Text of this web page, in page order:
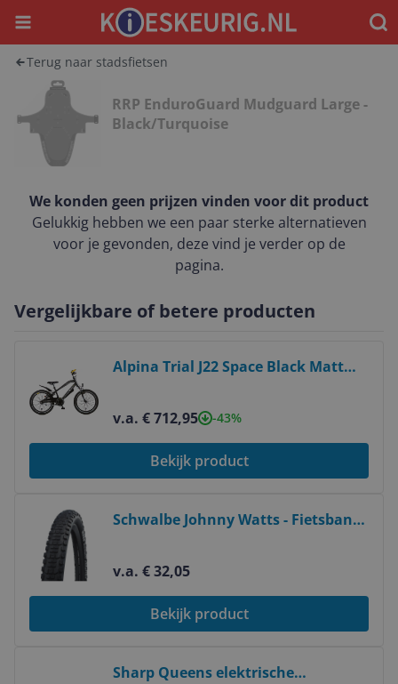
Menu
Terug naar stadsfietsen
RRP EnduroGuard Mudguard Large -
Black/Turquoise
We konden geen prijzen vinden voor dit product
Gelukkig hebben we een paar sterke alternatieven
voor je gevonden, deze vind je verder op de
pagina.
Vergelijkbare of betere producten
Alpina Trial J22 Space Black Matt
Zwart
v.a. € 712,95 -43%
Bekijk product
Schwalbe Johnny Watts - Fietsband
4026495871495
v.a. € 32,05
Bekijk product
Sharp Queens elektrische